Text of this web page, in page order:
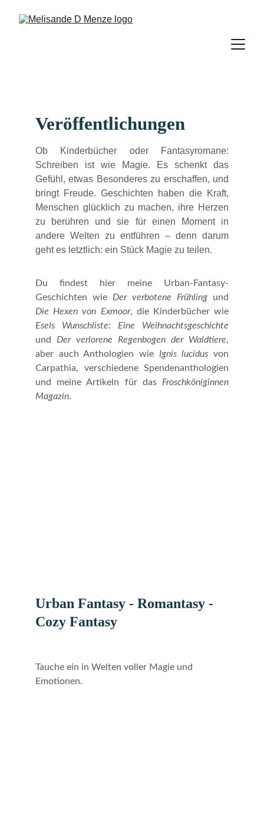
Veröffentlichungen
Ob Kinderbücher oder Fantasyromane:
Schreiben ist wie Magie. Es schenkt das
Gefühl, etwas Besonderes zu erschaffen, und
bringt Freude. Geschichten haben die Kraft,
Menschen glücklich zu machen, ihre Herzen
zu berühren und sie für einen Moment in
andere Welten zu entführen – denn darum
geht es letztlich: ein Stück Magie zu teilen.
Du findest hier meine Urban-Fantasy-
Geschichten wie Der verbotene Frühling und
Die Hexen von Exmoor, die Kinderbücher wie
Esels Wunschliste: Eine Weihnachtsgeschichte
und Der verlorene Regenbogen der Waldtiere,
aber auch Anthologien wie Ignis lucidus von
Carpathia, verschiedene Spendenanthologien
und meine Artikeln für das Froschköniginnen
Magazin.
Urban Fantasy - Romantasy -
Cozy Fantasy
Tauche ein in Welten voller Magie und
Emotionen.